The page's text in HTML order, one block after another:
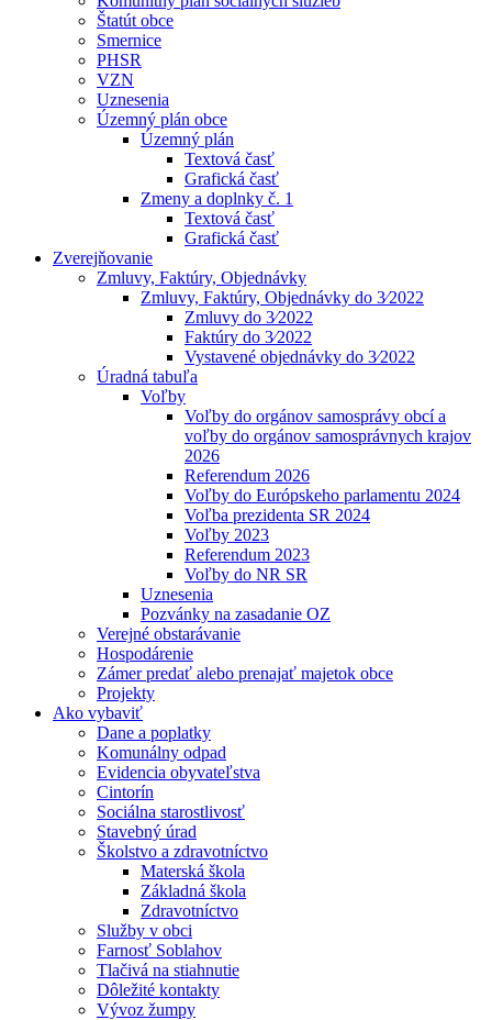
Štatút obce
Smernice
PHSR
VZN
Uznesenia
Územný plán obce
Územný plán
Textová časť
Grafická časť
Zmeny a doplnky č. 1
Textová časť
Grafická časť
Zverejňovanie
Zmluvy, Faktúry, Objednávky
Zmluvy, Faktúry, Objednávky do 3⁄2022
Zmluvy do 3⁄2022
Faktúry do 3⁄2022
Vystavené objednávky do 3⁄2022
Úradná tabuľa
Voľby
Voľby do orgánov samosprávy obcí a
voľby do orgánov samosprávnych krajov
2026
Referendum 2026
Voľby do Európskeho parlamentu 2024
Voľba prezidenta SR 2024
Voľby 2023
Referendum 2023
Voľby do NR SR
Uznesenia
Pozvánky na zasadanie OZ
Verejné obstarávanie
Hospodárenie
Zámer predať alebo prenajať majetok obce
Projekty
Ako vybaviť
Dane a poplatky
Komunálny odpad
Evidencia obyvateľstva
Cintorín
Sociálna starostlivosť
Stavebný úrad
Školstvo a zdravotníctvo
Materská škola
Základná škola
Zdravotníctvo
Služby v obci
Farnosť Soblahov
Tlačivá na stiahnutie
Dôležité kontakty
Vývoz žumpy